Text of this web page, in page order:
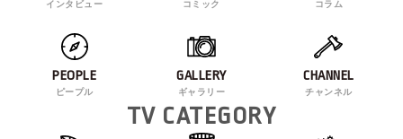
インタビュー コミック コラム
PEOPLE
ピープル
GALLERY
ギャラリー
CHANNEL
チャンネル
TV CATEGORY